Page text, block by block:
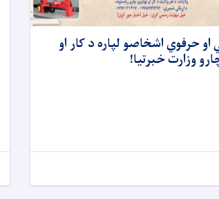
حرفوي اشخاصو لپاره د کار او
وزارت خبرتیا!